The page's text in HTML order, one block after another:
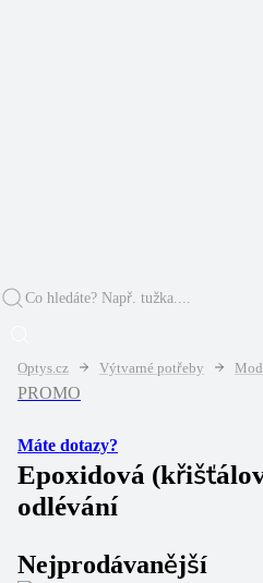
Optys.cz Výtvarné potřeby
PROMO
Máte dotazy?
Epoxidová
odlévání
Nejprodávanější